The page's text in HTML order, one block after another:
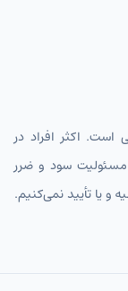
است. اکثر افراد در
مسئولیت سود و ضرر
و یا تأیید نمی‌کنیم.